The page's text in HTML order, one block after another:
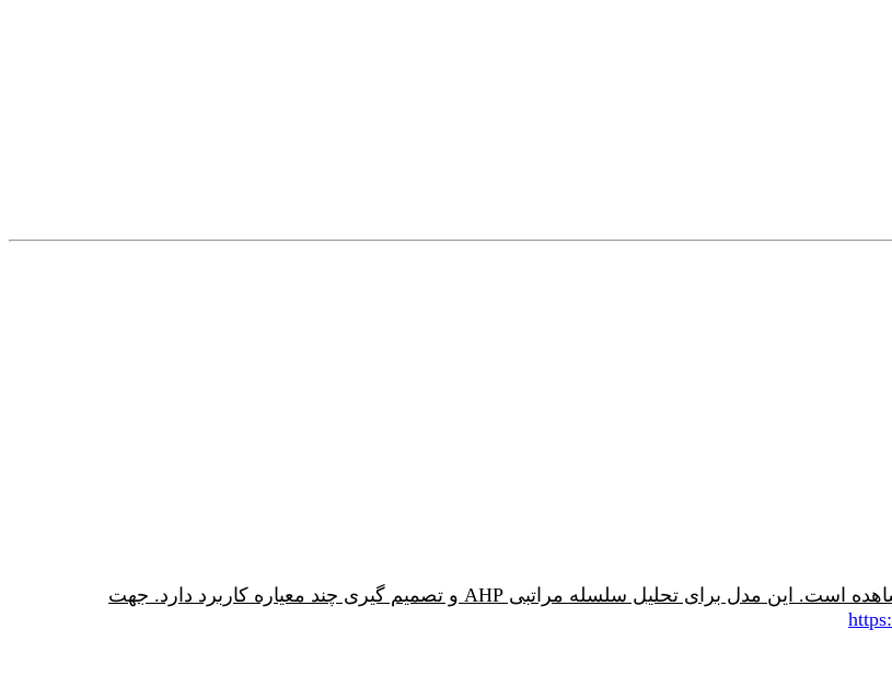
قسمت دوم آموزش مدل Expert Choice از لینک زیر قابل مشاهده است. این مدل برای تحلیل سلسله مراتبی AHP و تصمیم گیری چند معیاره کاربرد دارد. جهت